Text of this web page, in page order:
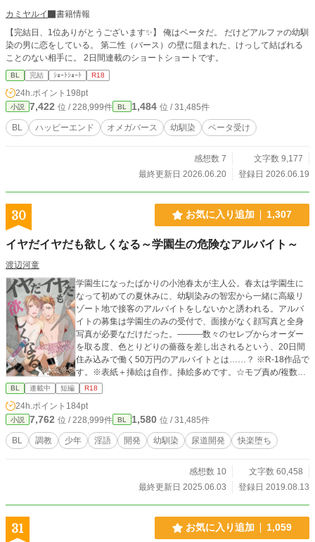
カミヤルイ
書籍情報
【完結日、1位ありがとうございます✨】 俺はベータだ。 だけどアルファの幼馴
染の男に恋をしている。 第二性（バース）の壁に阻まれた、けっして結ばれる
ことのない相手に。 2日間連載のショートショートです。
BL 完結 ｼｮｰﾄｼｮｰﾄ R18
24h.ポイント 198pt
小説 7,422 位 / 228,999件 BL 1,484 位 / 31,485件
BL ハッピーエンド オメガバース 幼馴染 ベータ受け
感想数 7
文字数 9,177
最終更新日 2026.06.20
登録日 2026.06.19
30 お気に入り追加 1,307
イヤだイヤだも欲しくなる～学園生の危険なアルバイト～
渡辺河童
学園生になったばかりの小池春太が主人公。春太は学園生に
なって初めての夏休みに、幼馴染みの智宏から一緒に高級リ
ゾート地で接客のアルバイトをしないかと誘われる。アルバ
イトの募集は学園生のみの受付で、面接がなく顔写真と全身
写真が必要なだけだった。―――数々のセレブからオーダー
を取る度、色とりどりの薔薇を差し出されるという、20日間
住み込みで働く50万円のアルバイトとは……？ ※R-18作品で
す。※表紙＋挿絵は自作。挿絵多めです。☆モブ責め/複数プ
レイ/フェラ/乳首責め/乳首調教/媚薬/アナル責め/レイプ要素/
尿道責め/空イキ/機械搾精/快楽墜ち、等などが登場します。
ご注意下さい。スカ要素はありません。夜のお供にぜひ読ん
でみて下さい。
BL 連載中 短編 R18
24h.ポイント 184pt
小説 7,762 位 / 228,999件 BL 1,580 位 / 31,485件
BL 調教 少年 淫語 開発 幼馴染 尿道開発 快楽堕ち
感想数 10
文字数 60,458
最終更新日 2025.06.03
登録日 2019.08.13
31 お気に入り追加 1,059